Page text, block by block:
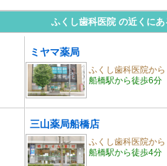
ふくし歯科医院 の近くにあ
ミヤマ薬局
ふくし歯科医院か
船橋駅から徒歩6分
三山薬局船橋店
ふくし歯科医院か
船橋駅から徒歩4分